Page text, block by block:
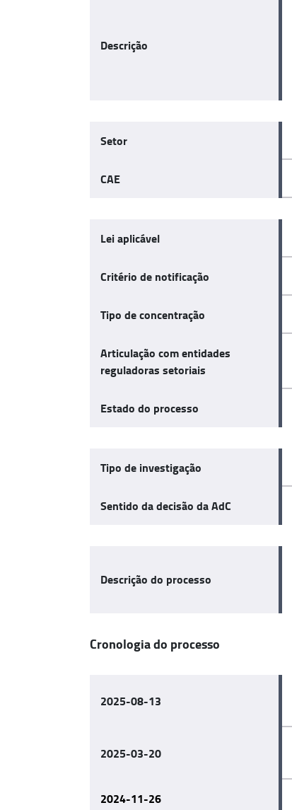
Descrição
Setor
CAE
Lei aplicável
Critério de notificação
Tipo de concentração
Articulação com entidades
reguladoras setoriais
Estado do processo
Tipo de investigação
Sentido da decisão da AdC
Descrição do processo
Cronologia do processo
2025-08-13
2025-03-20
2024-11-26